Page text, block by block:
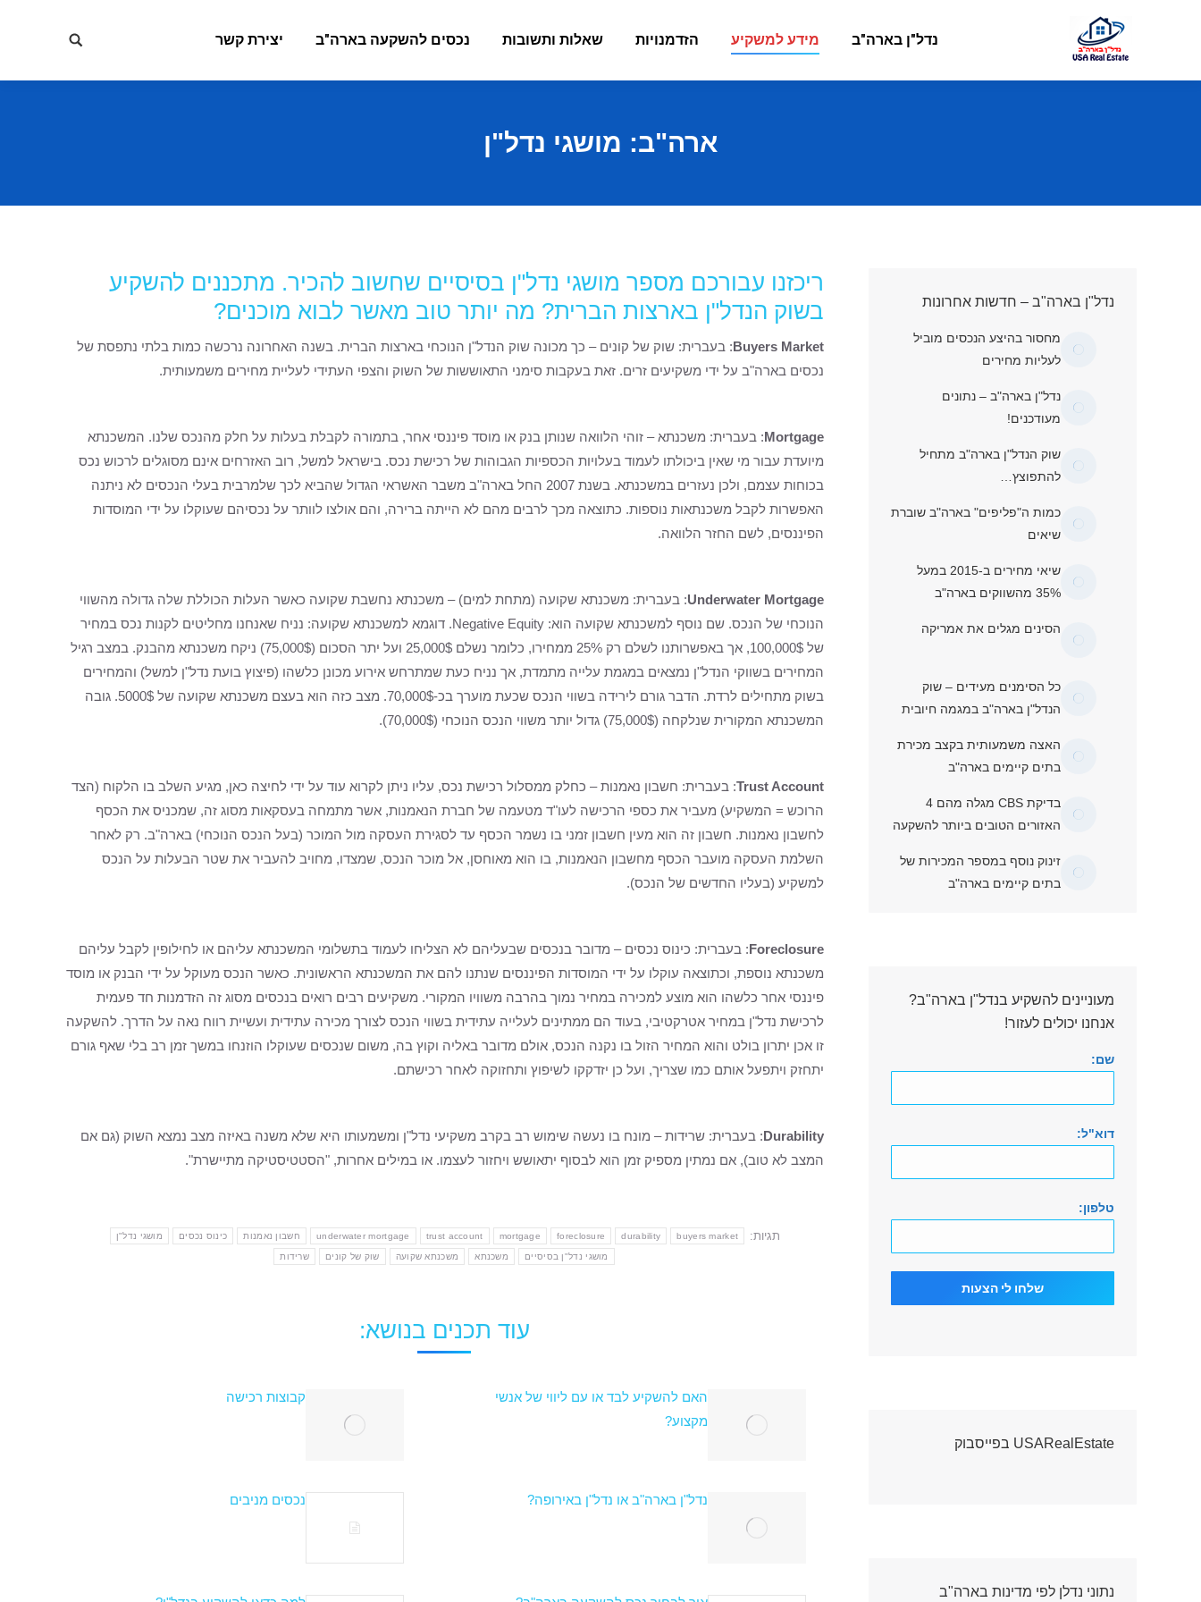
נדל"ן בארה"ב מידע למשקיע הזדמנויות שאלות ותשובות נכסים להשקעה בארה"ב יצירת קשר Search:
ארה"ב: מושגי נדל"ן
ריכזנו עבורכם מספר מושגי נדל"ן בסיסיים שחשוב להכיר. מתכננים להשקיע
בשוק הנדל"ן בארצות הברית? מה יותר טוב מאשר לבוא מוכנים?
Buyers Market: בעברית: שוק של קונים – כך מכונה שוק הנדל"ן הנוכחי בארצות הברית. בשנה האחרונה נרכשה כמות בלתי נתפסת של
נכסים בארה"ב על ידי משקיעים זרים. זאת בעקבות סימני התאוששות של השוק והצפי העתידי לעליית מחירים משמעותית.
Mortgage: בעברית: משכנתא – זוהי הלוואה שנותן בנק או מוסד פיננסי אחר, בתמורה לקבלת בעלות על חלק מהנכס שלנו. המשכנתא
מיועדת עבור מי שאין ביכולתו לעמוד בעלויות הכספיות הגבוהות של רכישת נכס. בישראל למשל, רוב האזרחים אינם מסוגלים לרכוש נכס
בכוחות עצמם, ולכן נעזרים במשכנתא. בשנת 2007 החל בארה"ב משבר האשראי הגדול שהביא לכך שלמרבית בעלי הנכסים לא ניתנה
האפשרות לקבל משכנתאות נוספות. כתוצאה מכך לרבים מהם לא הייתה ברירה, והם אולצו לוותר על נכסיהם שעוקלו על ידי המוסדות
הפיננסים, לשם החזר הלוואה.
Underwater Mortgage: בעברית: משכנתא שקועה (מתחת למים) – משכנתא נחשבת שקועה כאשר העלות הכוללת שלה גדולה מהשווי
הנוכחי של הנכס. שם נוסף למשכנתא שקועה הוא: Negative Equity. דוגמא למשכנתא שקועה: נניח שאנחנו מחליטים לקנות נכס במחיר
של 100,000$, אך באפשרותנו לשלם רק 25% ממחירו, כלומר נשלם 25,000$ ועל יתר הסכום (75,000$) ניקח משכנתא מהבנק. במצב רגיל
המחירים בשווקי הנדל"ן נמצאים במגמת עלייה מתמדת, אך נניח כעת שמתרחש אירוע מכונן כלשהו (פיצוץ בועת נדל"ן למשל) והמחירים
בשוק מתחילים לרדת. הדבר גורם לירידה בשווי הנכס שכעת מוערך בכ-70,000$. מצב כזה הוא בעצם משכנתא שקועה של 5000$. גובה
המשכנתא המקורית שנלקחה (75,000$) גדול יותר משווי הנכס הנוכחי (70,000$).
Trust Account: בעברית: חשבון נאמנות – כחלק ממסלול רכישת נכס, עליו ניתן לקרוא עוד על ידי לחיצה כאן, מגיע השלב בו הלקוח (הצד
הרוכש = המשקיע) מעביר את כספי הרכישה לעו"ד מטעמה של חברת הנאמנות, אשר מתמחה בעסקאות מסוג זה, שמכניס את הכסף
לחשבון נאמנות. חשבון זה הוא מעין חשבון זמני בו נשמר הכסף עד לסגירת העסקה מול המוכר (בעל הנכס הנוכחי) בארה"ב. רק לאחר
השלמת העסקה מועבר הכסף מחשבון הנאמנות, בו הוא מאוחסן, אל מוכר הנכס, שמצדו, מחויב להעביר את שטר הבעלות על הנכס
למשקיע (בעליו החדשים של הנכס).
Foreclosure: בעברית: כינוס נכסים – מדובר בנכסים שבעליהם לא הצליחו לעמוד בתשלומי המשכנתא עליהם או לחילופין לקבל עליהם
משכנתא נוספת, וכתוצאה עוקלו על ידי המוסדות הפיננסים שנתנו להם את המשכנתא הראשונית. כאשר הנכס מעוקל על ידי הבנק או מוסד
פיננסי אחר כלשהו הוא מוצע למכירה במחיר נמוך בהרבה משוויו המקורי. משקיעים רבים רואים בנכסים מסוג זה הזדמנות חד פעמית
לרכישת נדל"ן במחיר אטרקטיבי, בעוד הם ממתינים לעלייה עתידית בשווי הנכס לצורך מכירה עתידית ועשיית רווח נאה על הדרך. להשקעה
זו אכן יתרון בולט והוא המחיר הזול בו נקנה הנכס, אולם מדובר באליה וקוץ בה, משום שנכסים שעוקלו הוזנחו במשך זמן רב בלי שאף גורם
יתחזק ויתפעל אותם כמו שצריך, ועל כן יזדקקו לשיפוץ ותחזוקה לאחר רכישתם.
Durability: בעברית: שרידות – מונח בו נעשה שימוש רב בקרב משקיעי נדל"ן ומשמעותו היא שלא משנה באיזה מצב נמצא השוק (גם אם
המצב לא טוב), אם נמתין מספיק זמן הוא לבסוף יתאושש ויחזור לעצמו. או במילים אחרות, "הסטטיסטיקה מתיישרת".
תגיות: buyers market
durability
foreclosure
mortgage
trust account
underwater mortgage חשבון נאמנות כינוס נכסים מושגי נדל"ן
מושגי נדל"ן בסיסיים משכנתא משכנתא שקועה שוק של קונים שרידות
עוד תכנים בנושא:
האם להשקיע לבד או עם ליווי של אנשי
מקצוע?
קבוצות רכישה
נדל"ן בארה"ב או נדל"ן באירופה? נכסים מניבים
נדל"ן בארה"ב – חדשות אחרונות
מחסור בהיצע הנכסים מוביל
לעליות מחירים
נדל"ן בארה"ב – נתונים
מעודכנים!
שוק הנדל"ן בארה"ב מתחיל
להתפוצץ…
כמות ה"פליפים" בארה"ב שוברת
שיאים
שיאי מחירים ב-2015 במעל
35% מהשווקים בארה"ב
הסינים מגלים את אמריקה
כל הסימנים מעידים – שוק
הנדל"ן בארה"ב במגמה חיובית
האצה משמעותית בקצב מכירת
בתים קיימים בארה"ב
בדיקת CBS מגלה מהם 4
האזורים הטובים ביותר להשקעה
זינוק נוסף במספר המכירות של
בתים קיימים בארה"ב
מעוניינים להשקיע בנדל"ן בארה"ב?
אנחנו יכולים לעזור!
שם:
דוא"ל:
טלפון:
USARealEstate בפייסבוק
נתוני נדלן לפי מדינות בארה"ב